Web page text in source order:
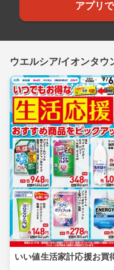
アプリ
ウエルシア/イオンタウ
いい値生活家計応援お買